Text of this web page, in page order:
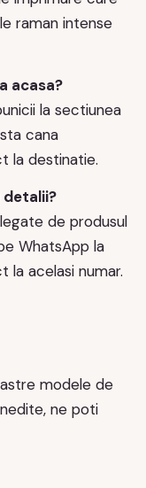
raman intense
acasa?
la sectiunea
cana
la destinatie.
de produsul
WhatsApp la
la acelasi numar.
modele de
ne poti